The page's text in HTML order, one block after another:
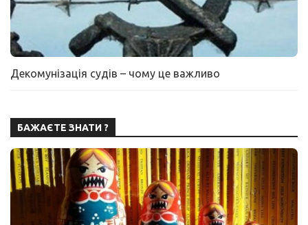
Декомунізація судів – чому це важливо
БАЖАЄТЕ ЗНАТИ ?